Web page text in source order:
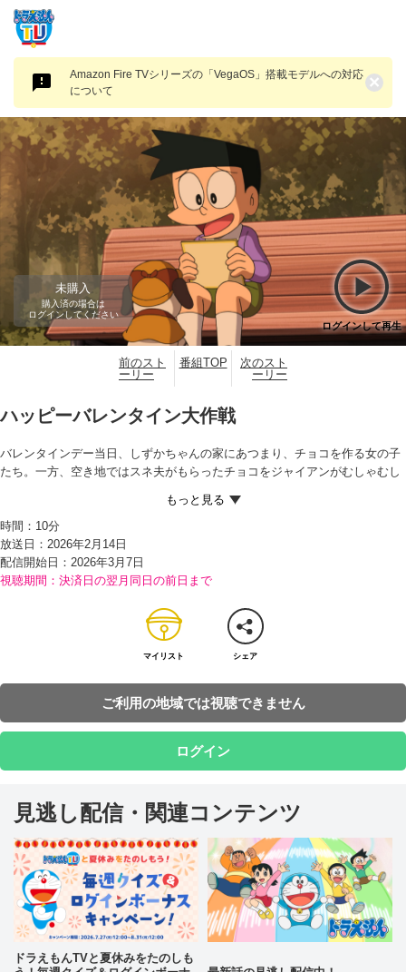
Amazon Fire TVシリーズの「VegaOS」搭載モデルへの対応
について
×
未購入
購入済の場合は
ログインしてください
ログインして再生
前のスト
ーリー
番組TOP
次のスト
ーリー
ハッピーバレンタイン大作戦
バレンタインデー当日、しずかちゃんの家にあつまり、チョコを作る女の子
たち。一方、空き地ではスネ夫がもらったチョコをジャイアンがむしゃむし
ネ夫。スネ夫が言うには、みんなお返し目当ての友チョコばかりなのだとい
う。 そんなスネ夫の気持ちがよくわからないとのび太とジャイアンで…。
スネ夫が去った後、空き地にしずかちゃんがやってくる。イニシャル入りの
手作りチョコをプレゼントしてもらい、よろこぶのび太とジャイアン。そし
て、スネ夫がいないことに気づいたしずかちゃんは、スネ夫の家のポストに
次の日、ポストにチョコが入っていたことをうれしそうにみんなに報告（ほ
うこく）するスネ夫。スネ夫が持っていたチョコを見たのび太は、しずかち
ゃんからではないかと言うが、スネ夫はイニシャルが“WC”だからちがうと言
どんな子なんだろう…と心おどらせるスネ夫のために、みんなはWCがだれ
なのか、さがすことにするが…!?
時間： 10分
放送日：2026年2月14日
配信開始日： 2026年3月7日
視聴期間：決済日の翌月同日の前日まで
マイリスト シェア
ご利用の地域では視聴できません
ログイン
見逃し配信・関連コンテンツ
ドラえもんTVと夏休みをたのしも